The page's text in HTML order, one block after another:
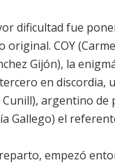
dificultad fue
original. COY
Gijón), la
en discordia,
Cunill), argentino
Gallego) el
empezó